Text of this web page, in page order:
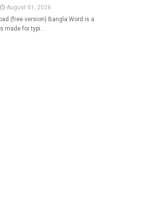
August 01, 2026
(free version) Bangla Word is a
made for typi…